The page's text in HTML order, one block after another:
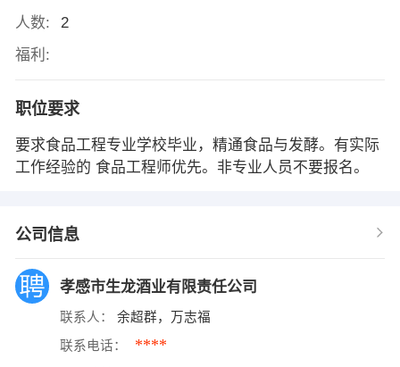
人数:
2
福利:
职位要求
要求食品工程专业学校毕业，精通食品与发酵。有实际
工作经验的 食品工程师优先。非专业人员不要报名。
公司信息
孝感市生龙酒业有限责任公司
联系人： 余超群，万志福
联系电话： ****